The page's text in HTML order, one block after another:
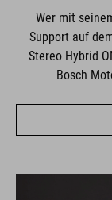
Wer mit
Support auf
Stereo Hybrid
Bosch